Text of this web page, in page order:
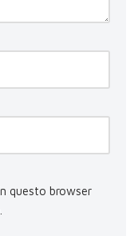
questo browser